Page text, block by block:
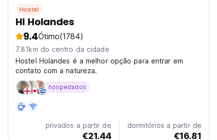
Hostel
HI Holandes
9.4Ótimo(1784)
7.81km do centro da cidade
Hostel Holandes é a melhor opção para entrar em
contato com a natureza.
hospedados
privados a partir de
€21.44
dormitórios a partir de
€16.81